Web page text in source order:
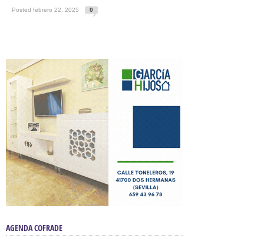
Posted febrero 22, 2025 0
AGENDA COFRADE